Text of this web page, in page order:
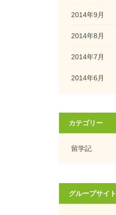
2014年9月
2014年8月
2014年7月
2014年6月
カテゴリー
留学記
グループサイト